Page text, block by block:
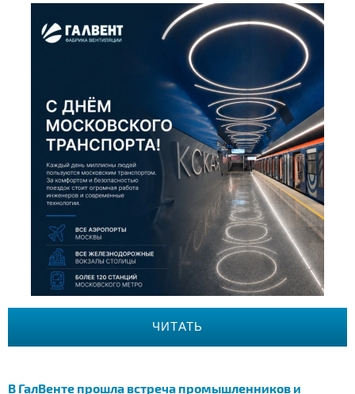
ЧИТАТЬ
В ГалВенте прошла встреча промышленников и